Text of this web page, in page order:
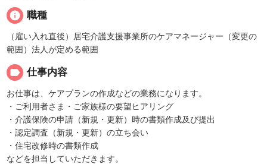
info 職種
（雇い入れ直後）居宅介護支援事業所のケアマネージャー（変更の
範囲）法人が定める範囲
label 仕事内容
お仕事は、ケアプランの作成などの業務になります。
・ご利用者さま・ご家族様の要望ヒアリング
・介護保険の申請（新規・更新）時の書類作成及び提出
・認定調査（新規・更新）の立ち会い
・住宅改修時の書類作成
などを担当していただきます。